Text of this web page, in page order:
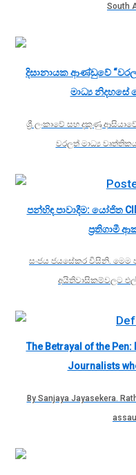
South
දිසානායක ආණ්ඩුවේ
මාධ්‍ය නිදහසේ
ශ්‍රී ලංකාවේ සහ දකුණු
වරලත් මාධ්‍ය
පන්හිඳ පාවාදීම: යෝජිත
ප්‍රතිගාමී
​සංජය ජයසේකර විසිනි. මෙම
අයිතිවාසිකම්වලට
The Betrayal of the
Journalists
By Sanjaya Jayasekera.